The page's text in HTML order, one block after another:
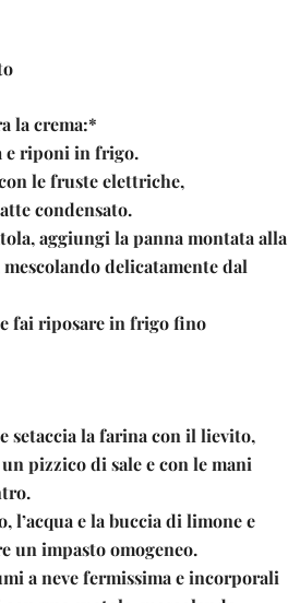
la crema:*
e riponi in frigo.
le fruste elettriche,
condensato.
aggiungi la panna montata alla
delicatamente dal
fai riposare in frigo fino
setaccia la farina con il lievito,
pizzico di sale e con le mani
l’acqua e la buccia di limone e
un impasto omogeneo.
a neve fermissima e incorporali